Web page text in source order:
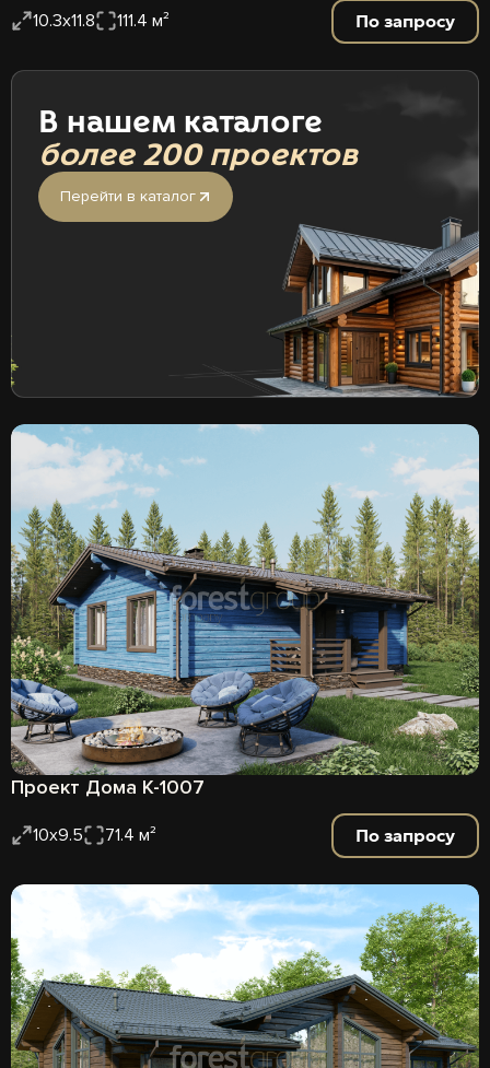
10.3х11.8 111.4 м² По запросу
В нашем каталоге
более 200 проектов
Перейти в каталог
Проект Дома К-1007
10х9.5 71.4 м² По запросу